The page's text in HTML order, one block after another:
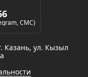
СМС)
Казань, ул. Кызыл